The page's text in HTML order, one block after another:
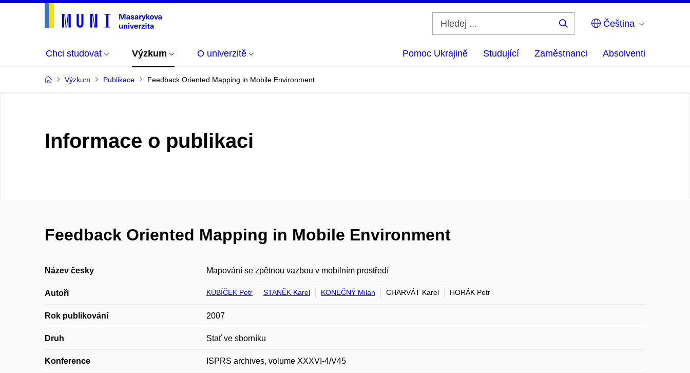
Čeština
Chci studovat Výzkum O univerzitě Pomoc Ukrajině Studující Zaměstnanci Absolventi
Výzkum Publikace Feedback Oriented Mapping in Mobile Environment
Informace o publikaci
Feedback Oriented Mapping in Mobile Environment
Název česky Mapování se zpětnou vazbou v mobilním prostředí
Autoři KUBÍČEK Petr STANĚK Karel KONEČNÝ Milan CHARVÁT Karel HORÁK Petr
Rok publikování 2007
Druh Stať ve sborníku
Konference ISPRS archives, volume XXXVI-4/V45